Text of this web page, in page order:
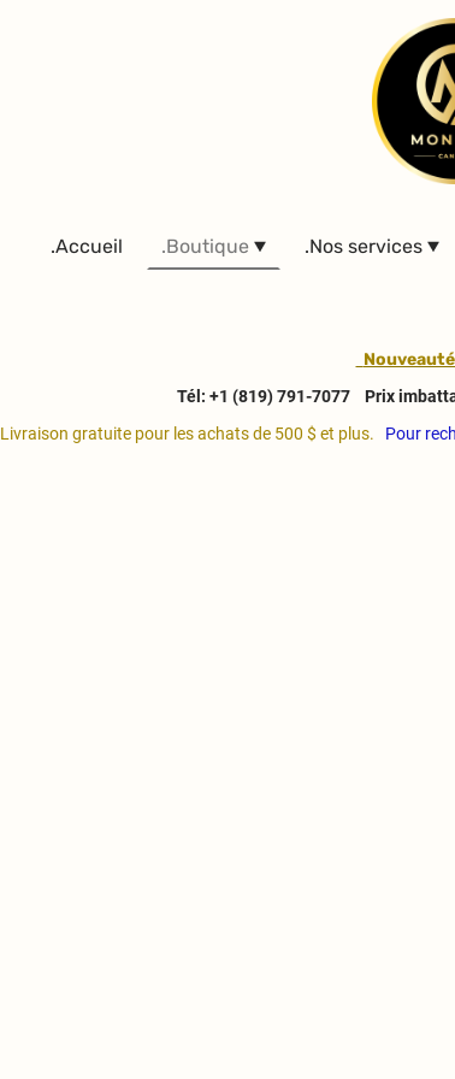
.Accueil .Boutique .Nos services
Tél: +1 (819) 791-7077
Prix
Livraison gratuite pour les achats de 500 $ et plus.
Pour